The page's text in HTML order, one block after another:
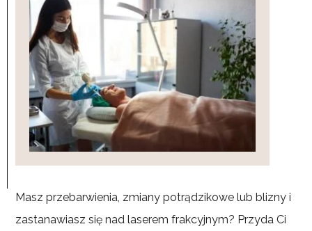
Masz przebarwienia, zmiany potrądzikowe lub blizny i
zastanawiasz się nad laserem frakcyjnym? Przyda Ci